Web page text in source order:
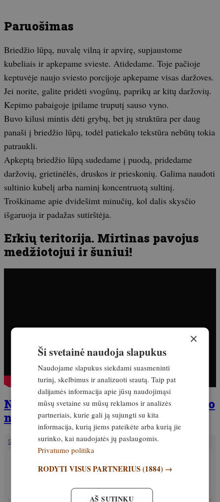
Paruošimas
Briedžio lūpą, nuvalę vilną ir apvirę, supjaustome
kubeliais ir apkepame svieste. Atidedame. Toje pačioje
keptuvėje naujo sviesto porcijoje apkepame visas daržoves.
Jei norite, galite pridėti svogūnų, paprikų ar kitų daržovių.
Kepimo pabaigoje įpilame truputį sauso vyno.
Buvo kilusi mintis dėti grybų, bet jų struktūra per daug
panaši į briedžio lūpą, todėl patiekalo tekstūra nebūtų tokia
patraukli.
Apkeptą briedžio lūpą sudedame į puodą, pridedame
daržovių, grietinėlės, druskos ir prieskonių. Galima naudoti
sultinio kubelį arba naminį koncentruotą sultinį.
Troškiname apie dvidešimt minučių, kol dalis skysčio
išgaruoja ir padažas sutirštėja.
Erkių teritorija. Mirtinas pavojus
medžiotojui ir šuniui!
Nepraleisk! Išleistas naujas žurnalo
numeris
SUSIJĘ STRAIPSNIAI
Nuostabus užkandis iš briedžio lūpos –
15. vasaris, 2025
×
Ši svetainė naudoja slapukus
Naudojame slapukus siekdami suasmeninti
turinį, skelbimus ir analizuoti srautą. Taip pat
dalijamės informacija apie jūsų naudojimąsi
mūsų svetaine su mūsų reklamos ir analizės
partneriais, kurie gali ją sujungti su kita
informacija, kurią jiems pateikėte arba kurią jie
surinko, kai naudojatės jų paslaugomis.
Privatumo politika
RODYTI VISUS PARTNERIUS(1884) →
AŠ SUTINKU